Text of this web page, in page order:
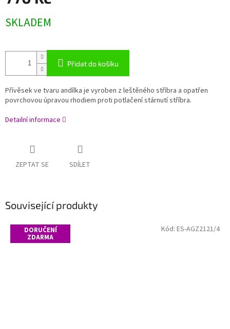
cena:
SKLADEM
Přidat do košíku
Přívěsek ve tvaru andílka je vyroben z leštěného stříbra a opatřen
povrchovou úpravou rhodiem proti potlačení stárnutí stříbra.
Detailní informace
ZEPTAT SE SDÍLET
Související produkty
DORUČENÍ
ZDARMA
Kód: ES-AGZ2121/4